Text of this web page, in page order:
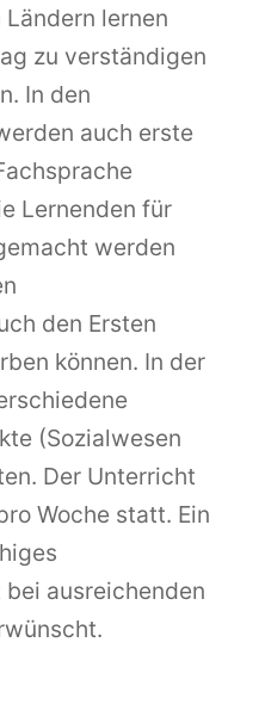
lernen
zu verständigen
In den
auch erste
Lernenden für
werden
den Ersten
können. In der
(Sozialwesen
Der Unterricht
Woche statt. Ein
ausreichenden